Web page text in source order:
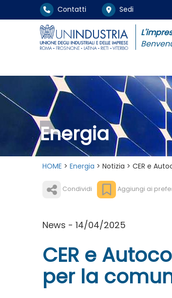
Contatti Sedi
Energia
HOME > Energia > Notizia > CER e
Condividi Aggiungi ai
News - 14/04/2025
CER e
per la